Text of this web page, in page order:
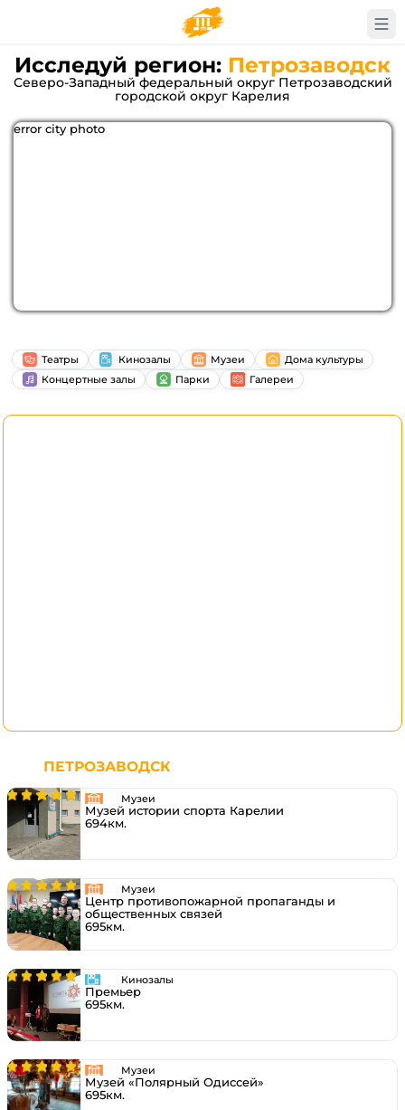
Исследуй регион: Петрозаводск
Северо-Западный федеральный округ Петрозаводский
городской округ Карелия
error city photo
Театры Кинозалы Музеи
Дома культуры
Концертные залы
Парки Галереи
ПЕТРОЗАВОДСК
Музеи
Музей истории спорта Карелии
694км.
Музеи
Центр противопожарной пропаганды и
общественных связей
695км.
Кинозалы
Премьер
695км.
Музеи
Музей «Полярный Одиссей»
695км.